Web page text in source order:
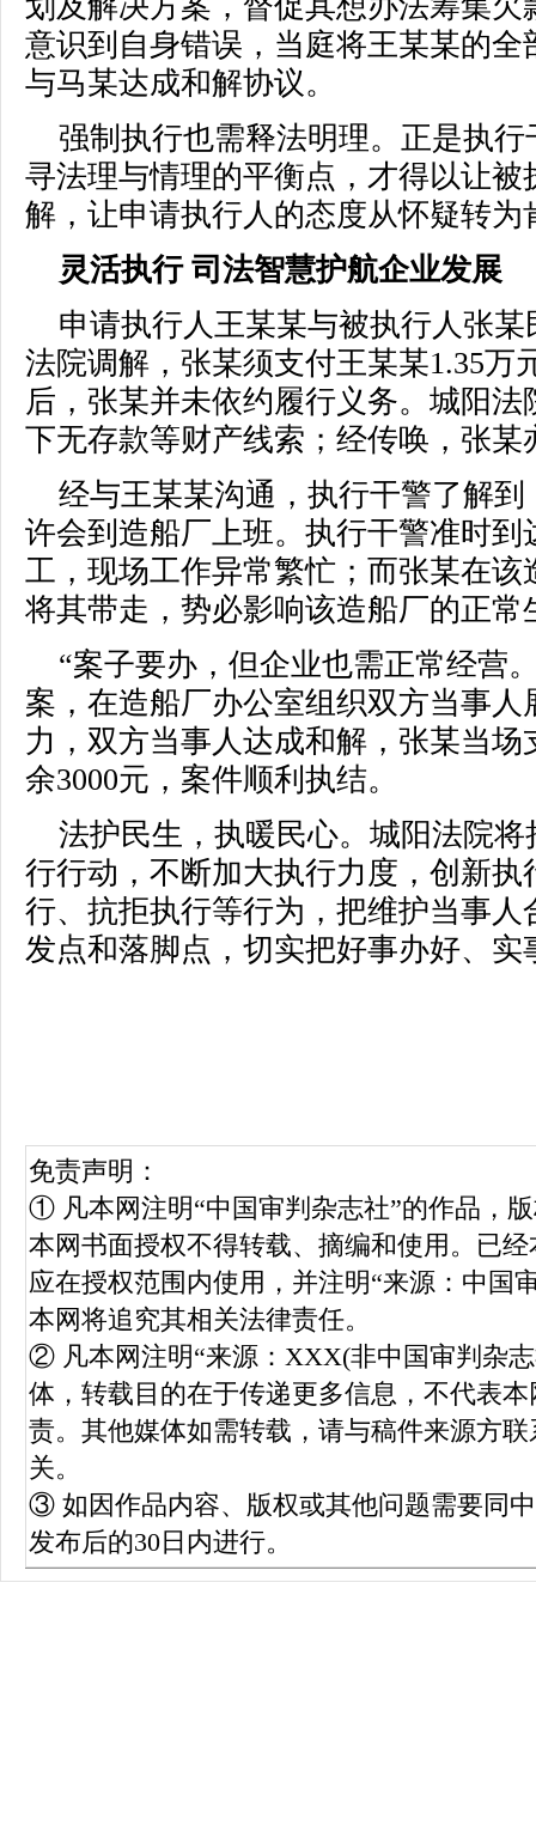
意识到自身错误，当庭将王某某的
与马某达成和解协议。
强制执行也需释法明理。正是执
寻法理与情理的平衡点，才得以让
解，让申请执行人的态度从怀疑转为
灵活执行 司法智慧护航企业发展
申请执行人王某某与被执行人张
法院调解，张某须支付王某某1.35万
后，张某并未依约履行义务。城阳
下无存款等财产线索；经传唤，张
经与王某某沟通，执行干警了解
许会到造船厂上班。执行干警准时
工，现场工作异常繁忙；而张某在
将其带走，势必影响该造船厂的正常
“案子要办，但企业也需正常经营
案，在造船厂办公室组织双方当事
力，双方当事人达成和解，张某当
余3000元，案件顺利执结。
法护民生，执暖民心。城阳法院
行行动，不断加大执行力度，创新
行、抗拒执行等行为，把维护当事
发点和落脚点，切实把好事办好、实
免责声明：
① 凡本网注明“中国审判杂志社”的作品，
本网书面授权不得转载、摘编和使用。已
应在授权范围内使用，并注明“来源：中国
本网将追究其相关法律责任。
② 凡本网注明“来源：XXX(非中国审判杂
体，转载目的在于传递更多信息，不代表
责。其他媒体如需转载，请与稿件来源方
关。
③ 如因作品内容、版权或其他问题需要同
发布后的30日内进行。